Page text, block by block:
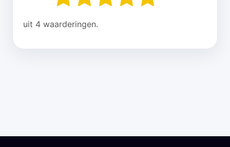
uit 4 waarderingen.